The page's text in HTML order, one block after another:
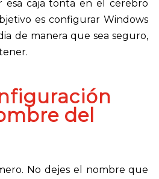
esa caja tonta en el cerebro
es configurar Windows
de manera que sea seguro,
del
No dejes el nombre que